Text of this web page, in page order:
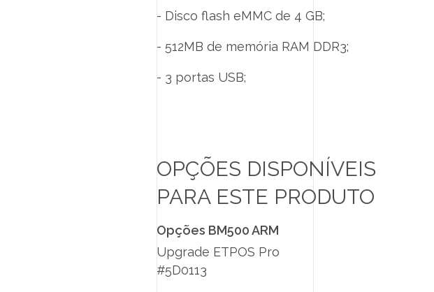
- Disco flash eMMC de 4 GB;
- 512MB de memória RAM DDR3;
- 3 portas USB;
OPÇÕES DISPONÍVEIS
PARA ESTE PRODUTO
Opções BM500 ARM
Upgrade ETPOS Pro
#5D0113